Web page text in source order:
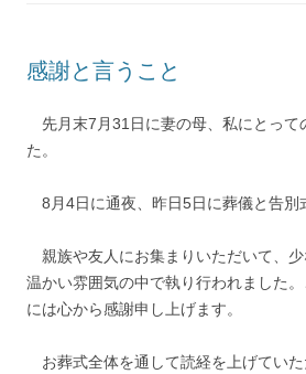
感謝と言うこと
先月末7月31日に妻の母、私にとって
た。
8月4日に通夜、昨日5日に葬儀と告別
親族や友人にお集まりいただいて、少
温かい雰囲気の中で執り行われました
には心から感謝申し上げます。
お葬式全体を通して読経を上げてい